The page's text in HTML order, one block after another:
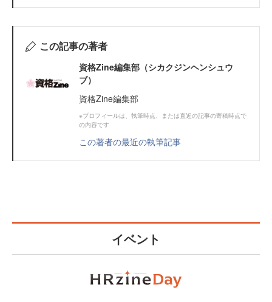
この記事の著者
資格Zine編集部（シカクジンヘンシュウ
ブ）
資格Zine編集部
※プロフィールは、執筆時点、または直近の記事の寄稿時点で
の内容です
この著者の最近の執筆記事
イベント